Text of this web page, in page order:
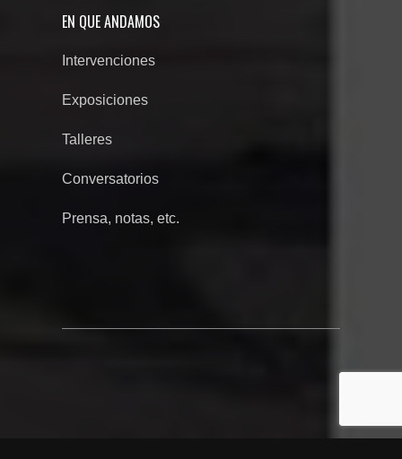
EN QUE ANDAMOS
Intervenciones
Exposiciones
Talleres
Conversatorios
Prensa, notas, etc.